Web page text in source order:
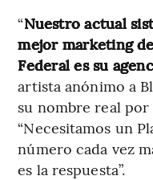
“Nuestro actual
mejor marketing
Federal es su
artista anónimo a
su nombre real
“Necesitamos un
número cada vez
es la respuesta”.